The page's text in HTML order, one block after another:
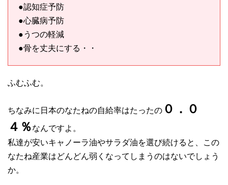
●認知症予防
●心臓病予防
●うつの軽減
●骨を丈夫にする・・
ふむふむ。
ちなみに日本のなたねの自給率はたったの ０．０
４％なんですよ。
私達が安いキャノーラ油やサラダ油を選び続けると、この
なたね産業はどんどん弱くなってしまうのはないでしょう
か。